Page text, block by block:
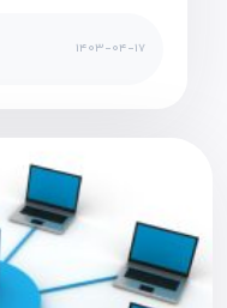
1403-04-17